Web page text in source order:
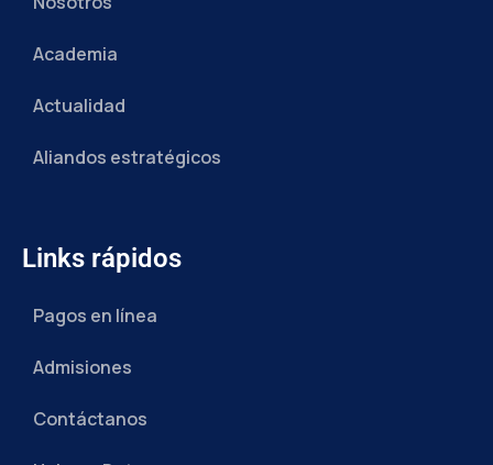
Academia
Actualidad
Aliandos estratégicos
Links rápidos
Pagos en línea
Admisiones
Contáctanos